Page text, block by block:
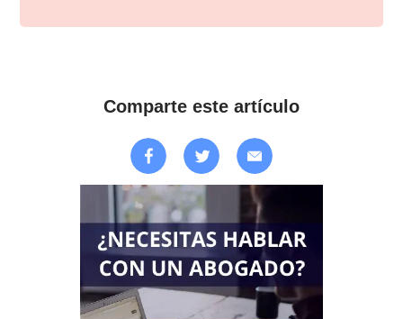
Comparte este artículo